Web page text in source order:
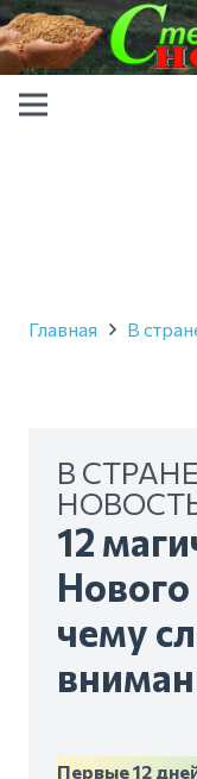
Главная В
В СТРАНЕ
12
Нового
чему
Первые 12